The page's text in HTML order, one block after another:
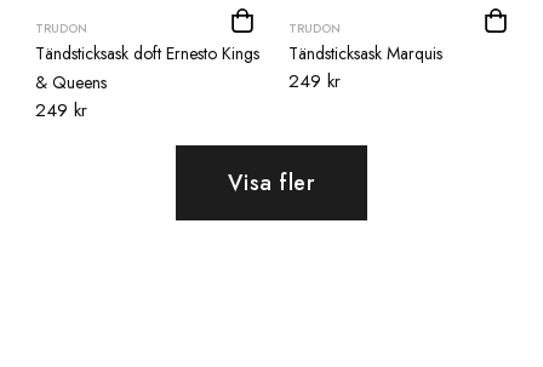
TRUDON
Tändsticksask doft Ernesto Kings
& Queens
249 kr
TRUDON
Tändsticksask Marquis
249 kr
Visa fler